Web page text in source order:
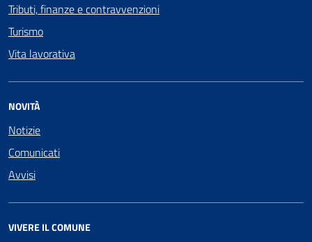
Tributi, finanze e contravvenzioni
Turismo
Vita lavorativa
NOVITÀ
Notizie
Comunicati
Avvisi
VIVERE IL COMUNE